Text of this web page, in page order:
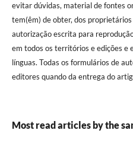
evitar dúvidas, material de fontes
tem(êm) de obter, dos
autorização escrita para
em todos os territórios e edições e
línguas. Todas os formulários de
editores quando da entrega do
Most read articles by the